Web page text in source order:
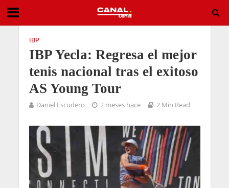
IBP
IBP Yecla: Regresa el mejor
tenis nacional tras el exitoso
AS Young Tour
Daniel Escudero 2 meses hace 2 Min Read